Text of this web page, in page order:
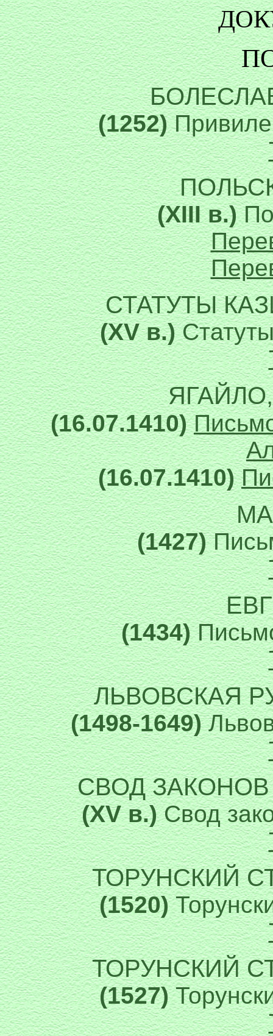
(1252)
(ХIII в.)
СТАТУТЫ
(XV в.)
(16.07.1410)
(16.07.1410)
(1427)
(1434)
ЛЬВОВСКАЯ
(1498-1649)
СВОД
(XV в.)Свод
ТОРУНСКИЙ
(1520)
ТОРУНСКИЙ
(1527)